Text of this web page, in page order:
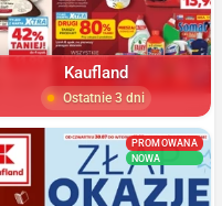
Kaufland
Ostatnie 3 dni
PROMOWANA
NOWA